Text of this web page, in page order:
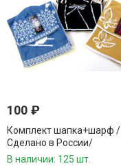
100 ₽
Комплект шапка+шарф /
Сделано в России/
В наличии: 125 шт.